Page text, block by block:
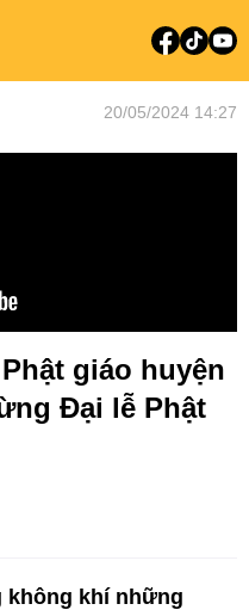
20/05/2024 14:27
giáo huyện
Đại lễ Phật
không khí những